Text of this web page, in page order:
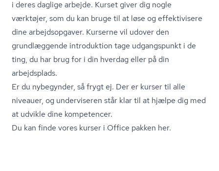
i deres daglige arbejde. Kurset giver dig nogle
værktøjer, som du kan bruge til at løse og effektivisere
dine arbejdsopgaver. Kurserne vil udover den
grundlæggende introduktion tage udgangspunkt i de
ting, du har brug for i din hverdag eller på din
arbejdsplads.
Er du nybegynder, så frygt ej. Der er kurser til alle
niveauer, og underviseren står klar til at hjælpe dig med
at udvikle dine kompetencer.
Du kan finde vores kurser i Office pakken her.